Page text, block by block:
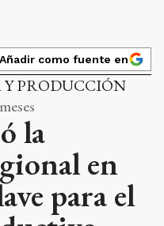
Añadir como fuente en
PRODUCCIÓN
la
en
para el